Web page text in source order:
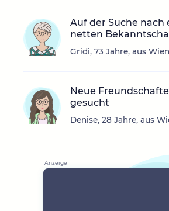
Auf der Suche nach
netten
Gridi, 73 Jahre, aus
Neue
gesucht
Denise, 28 Jahre, aus